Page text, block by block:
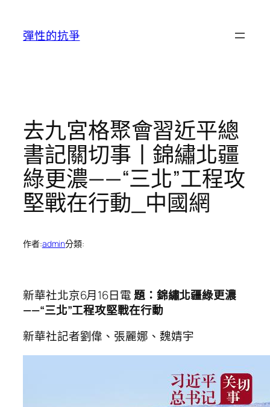
彈性的抗爭
去九宮格聚會習近平總
書記關切事丨錦繡北疆
綠更濃——“三北”工程攻
堅戰在行動_中國網
作者:admin分類:
新華社北京6月16日電題：錦繡北疆綠更濃
——“三北”工程攻堅戰在行動
新華社記者劉偉、張麗娜、魏婧宇